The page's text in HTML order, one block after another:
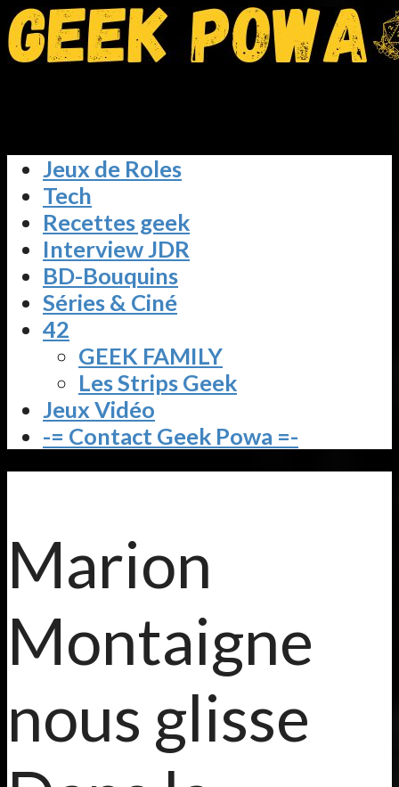
Jeux de Roles
Tech
Recettes geek
Interview JDR
BD-Bouquins
Séries & Ciné
42
GEEK FAMILY
Les Strips Geek
Jeux Vidéo
-= Contact Geek Powa =-
Marion
Montaigne
nous glisse